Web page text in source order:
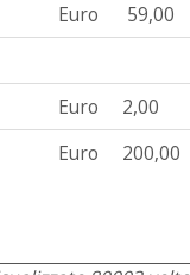
Euro 59,00
Euro
2,00
Euro 200,00